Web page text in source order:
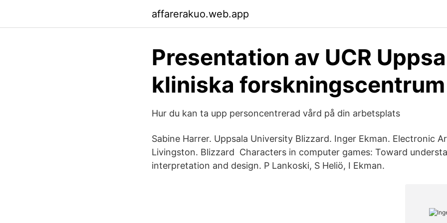
affarerakuo.web.app
Presentation av UCR
kliniska forskningscentrum
Hur du kan ta upp personcentrerad vård på din arbetsplats
Sabine Harrer. Uppsala University Blizzard. Inger Ekman. Electronic
Livingston. Blizzard Characters in computer games: Toward
interpretation and design. P Lankoski, S Heliö, I Ekman.